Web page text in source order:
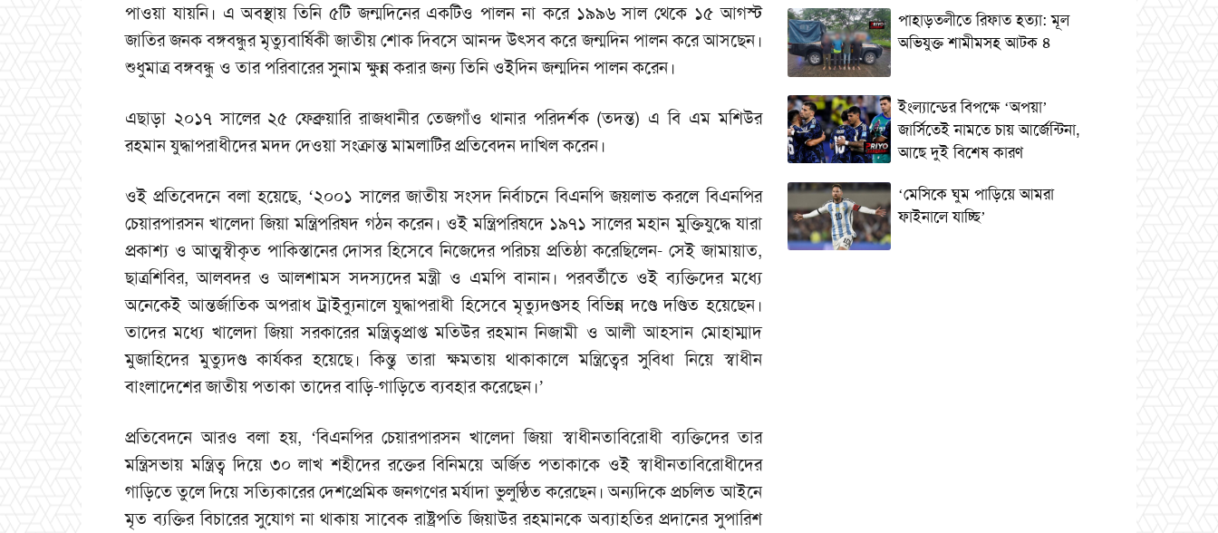
পাওয়া যায়নি। এ অবস্থায় তিনি ৫টি জন্মদিনের একটিও পালন না করে ১৯৯৬ সাল থেকে ১৫ আগস্ট
জাতির জনক বঙ্গবন্ধুর মৃত্যুবার্ষিকী জাতীয় শোক দিবসে আনন্দ উৎসব করে জন্মদিন পালন করে আসছেন।
শুধুমাত্র বঙ্গবন্ধু ও তার পরিবারের সুনাম ক্ষুন্ন করার জন্য তিনি ওইদিন জন্মদিন পালন করেন।
এছাড়া ২০১৭ সালের ২৫ ফেব্রুয়ারি রাজধানীর তেজগাঁও থানার পরিদর্শক (তদন্ত) এ বি এম মশিউর
রহমান যুদ্ধাপরাধীদের মদদ দেওয়া সংক্রান্ত মামলাটির প্রতিবেদন দাখিল করেন।
ওই প্রতিবেদনে বলা হয়েছে, ‘২০০১ সালের জাতীয় সংসদ নির্বাচনে বিএনপি জয়লাভ করলে বিএনপির
চেয়ারপারসন খালেদা জিয়া মন্ত্রিপরিষদ গঠন করেন। ওই মন্ত্রিপরিষদে ১৯৭১ সালের মহান মুক্তিযুদ্ধে যারা
প্রকাশ্য ও আত্মস্বীকৃত পাকিস্তানের দোসর হিসেবে নিজেদের পরিচয় প্রতিষ্ঠা করেছিলেন- সেই জামায়াত,
ছাত্রশিবির, আলবদর ও আলশামস সদস্যদের মন্ত্রী ও এমপি বানান। পরবর্তীতে ওই ব্যক্তিদের মধ্যে
অনেকেই আন্তর্জাতিক অপরাধ ট্রাইব্যুনালে যুদ্ধাপরাধী হিসেবে মৃত্যুদণ্ডসহ বিভিন্ন দণ্ডে দণ্ডিত হয়েছেন।
তাদের মধ্যে খালেদা জিয়া সরকারের মন্ত্রিত্বপ্রাপ্ত মতিউর রহমান নিজামী ও আলী আহসান মোহাম্মাদ
মুজাহিদের মুত্যুদণ্ড কার্যকর হয়েছে। কিন্তু তারা ক্ষমতায় থাকাকালে মন্ত্রিত্বের সুবিধা নিয়ে স্বাধীন
বাংলাদেশের জাতীয় পতাকা তাদের বাড়ি-গাড়িতে ব্যবহার করেছেন।’
প্রতিবেদনে আরও বলা হয়, ‘বিএনপির চেয়ারপারসন খালেদা জিয়া স্বাধীনতাবিরোধী ব্যক্তিদের তার
মন্ত্রিসভায় মন্ত্রিত্ব দিয়ে ৩০ লাখ শহীদের রক্তের বিনিময়ে অর্জিত পতাকাকে ওই স্বাধীনতাবিরোধীদের
গাড়িতে তুলে দিয়ে সত্যিকারের দেশপ্রেমিক জনগণের মর্যাদা ভুলুণ্ঠিত করেছেন। অন্যদিকে প্রচলিত আইনে
মৃত ব্যক্তির বিচারের সুযোগ না থাকায় সাবেক রাষ্ট্রপতি জিয়াউর রহমানকে অব্যাহতির প্রদানের সুপারিশ
পাহাড়তলীতে রিফাত হত্যা: মূল
অভিযুক্ত শামীমসহ আটক ৪
ইংল্যান্ডের বিপক্ষে ‘অপয়া’
জার্সিতেই নামতে চায় আর্জেন্টিনা,
আছে দুই বিশেষ কারণ
‘মেসিকে ঘুম পাড়িয়ে আমরা
ফাইনালে যাচ্ছি’